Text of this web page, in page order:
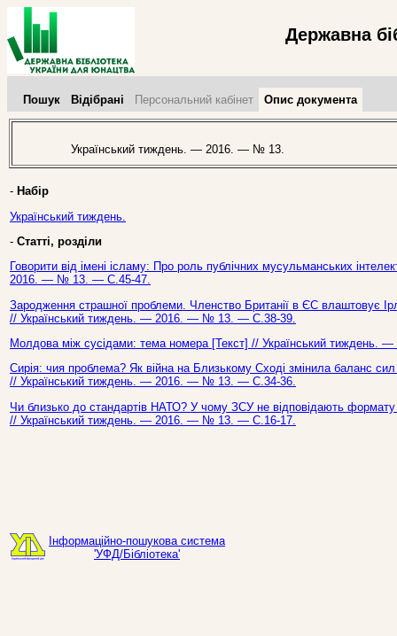
Державна
Пошук Відібрані Персональний кабінет Опис документа
Український тиждень. — 2016. — № 13.
- Набір
Український тиждень.
- Статті, розділи
Говорити від імені ісламу: Про роль публічних мусульманських
2016. — № 13. — С.45-47.
Зародження страшної проблеми. Членство Британії в ЄС влаштовує
// Український тиждень. — 2016. — № 13. — С.38-39.
Молдова між сусідами: тема номера [Текст] // Український
Сирія: чия проблема? Як війна на Близькому Сході змінила баланс
// Український тиждень. — 2016. — № 13. — С.34-36.
Чи близько до стандартів НАТО? У чому ЗСУ не відповідають
// Український тиждень. — 2016. — № 13. — С.16-17.
Інформаційно-пошукова система
'УФД/Бібліотека'